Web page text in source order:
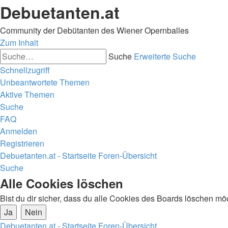
Debuetanten.at
Community der Debütanten des Wiener Opernballes
Zum Inhalt
Suche Erweiterte Suche
Schnellzugriff
Unbeantwortete Themen
Aktive Themen
Suche
FAQ
Anmelden
Registrieren
Debuetanten.at - Startseite Foren-Übersicht
Suche
Alle Cookies löschen
Bist du dir sicher, dass du alle Cookies des Boards löschen